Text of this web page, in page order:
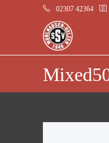
02307 42364